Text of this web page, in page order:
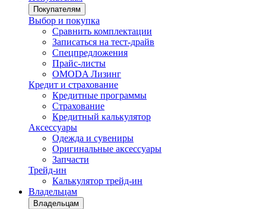
Покупателям
Выбор и покупка
Сравнить комплектации
Записаться на тест-драйв
Cпецпредложения
Прайс-листы
OMODA Лизинг
Кредит и страхование
Кредитные программы
Страхование
Кредитный калькулятор
Аксессуары
Одежда и сувениры
Оригинальные аксессуары
Запчасти
Трейд-ин
Калькулятор трейд-ин
Владельцам
Владельцам